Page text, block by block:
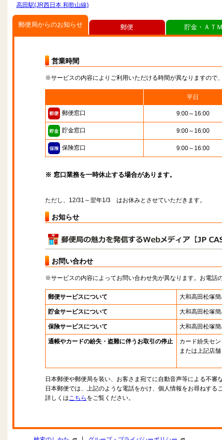
高田駅(JR西日本 和歌山線)
郵便局からのお知らせ
営業時間
※サービスの内容によりご利用いただける時間が異なりますので
平日
郵便窓口 9:00～16:00
貯金窓口 9:00～16:00
保険窓口 9:00～16:00
※ 窓口業務を一時休止する場合があります。
ただし、12/31～翌年1/3 はお休みとさせていただきます。
お知らせ
お問い合わせ
※サービスの内容によってお問い合わせ先が異なります。お電話
郵便サービスについて 大和高田松塚
貯金サービスについて 大和高田松塚
保険サービスについて 大和高田松塚
通帳やカードの紛失・盗難に伴うお取引の停止
カード紛失セ
または上記店舗
日本郵便や郵便局を装い、お客さま宛てに自動音声等による不審
日本郵便では、上記のような電話をかけ、個人情報をお尋ねする
詳しくはこちら をご覧ください。
郵便 貯金・ＡＴ